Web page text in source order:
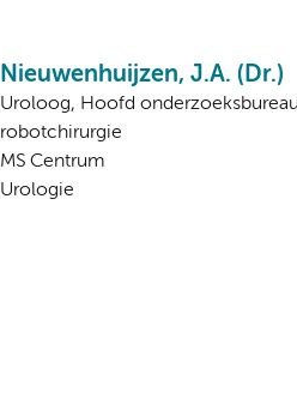
Nieuwenhuijzen, J.A. (Dr.)
Uroloog, Hoofd
robotchirurgie
MS Centrum
Urologie